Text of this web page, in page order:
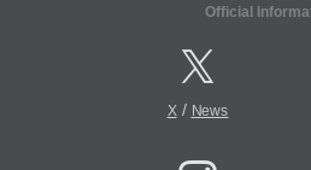
Official
X/ News